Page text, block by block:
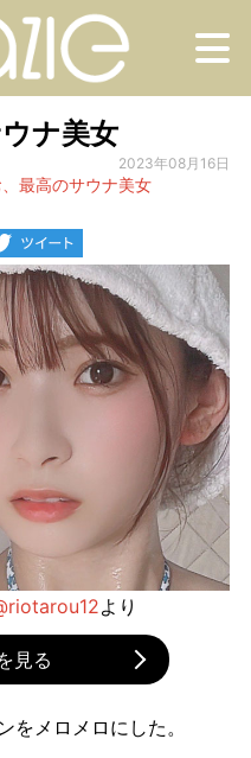
ナ美女
2023年08月16日
最高のサウナ美女
より
見る
をメロメロにした。